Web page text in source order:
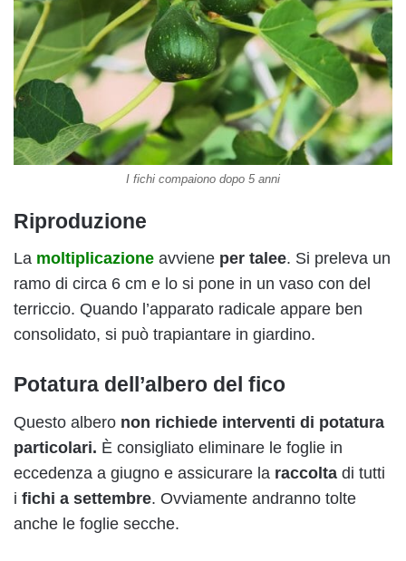
I fichi compaiono dopo 5 anni
Riproduzione
La moltiplicazione avviene per talee. Si preleva un
ramo di circa 6 cm e lo si pone in un vaso con del
terriccio. Quando l’apparato radicale appare ben
consolidato, si può trapiantare in giardino.
Potatura dell’albero del fico
Questo albero non richiede interventi di potatura
particolari. È consigliato eliminare le foglie in
eccedenza a giugno e assicurare la raccolta di tutti
i fichi a settembre. Ovviamente andranno tolte
anche le foglie secche.